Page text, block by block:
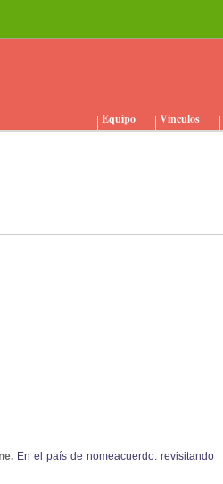
Equipo Vinculos
En el país de nomeacuerdo: revisitando